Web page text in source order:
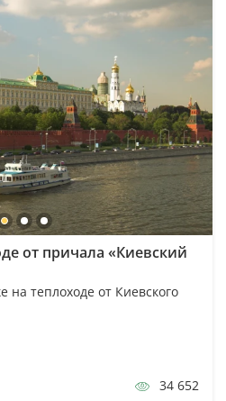
от причала «Киевский
на теплоходе от Киевского
34 652